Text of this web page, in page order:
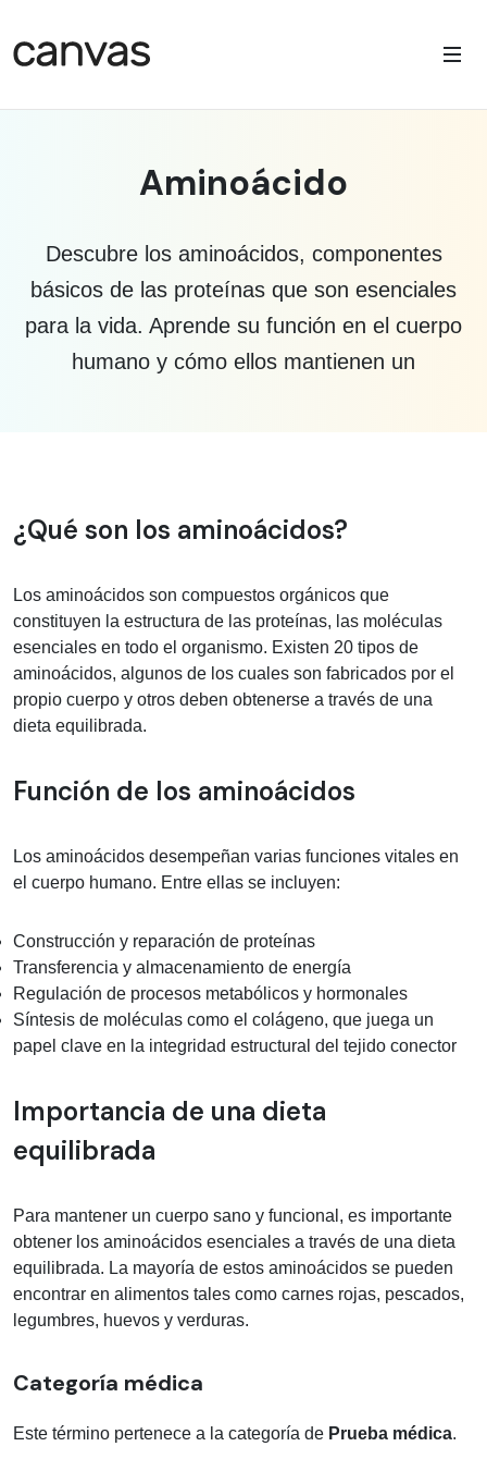
Aminoácido
Descubre los aminoácidos, componentes
básicos de las proteínas que son esenciales
para la vida. Aprende su función en el cuerpo
humano y cómo ellos mantienen un
Información médica sobre
¿Qué son los aminoácidos?
Los aminoácidos son compuestos orgánicos que
constituyen la estructura de las proteínas, las moléculas
esenciales en todo el organismo. Existen 20 tipos de
aminoácidos, algunos de los cuales son fabricados por el
propio cuerpo y otros deben obtenerse a través de una
dieta equilibrada.
Función de los aminoácidos
Los aminoácidos desempeñan varias funciones vitales en
el cuerpo humano. Entre ellas se incluyen:
Construcción y reparación de proteínas
Transferencia y almacenamiento de energía
Regulación de procesos metabólicos y hormonales
Síntesis de moléculas como el colágeno, que juega un
papel clave en la integridad estructural del tejido conector
Importancia de una dieta
equilibrada
Para mantener un cuerpo sano y funcional, es importante
obtener los aminoácidos esenciales a través de una dieta
equilibrada. La mayoría de estos aminoácidos se pueden
encontrar en alimentos tales como carnes rojas, pescados,
legumbres, huevos y verduras.
Categoría médica
Este término pertenece a la categoría de Prueba médica.